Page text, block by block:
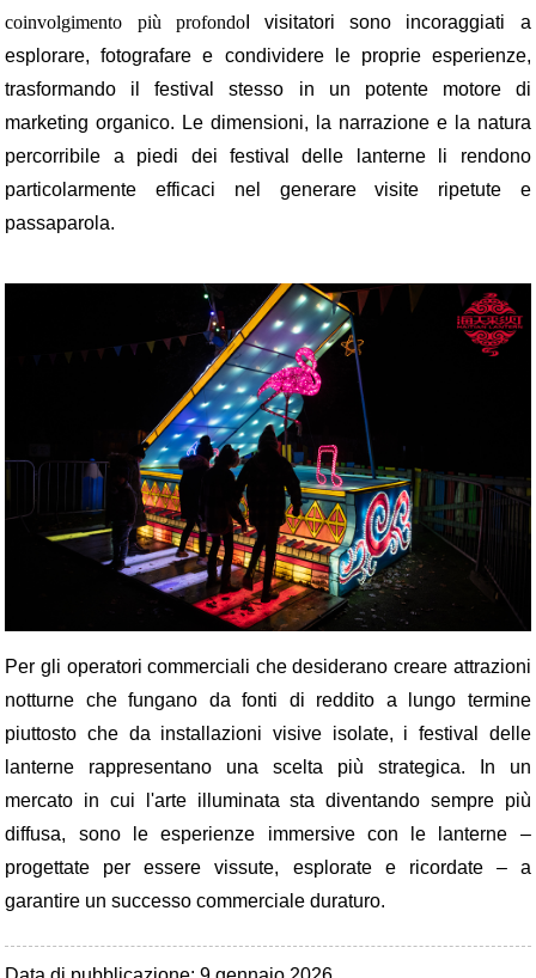
coinvolgimento più profondoI visitatori sono incoraggiati a
esplorare, fotografare e condividere le proprie esperienze,
trasformando il festival stesso in un potente motore di
marketing organico. Le dimensioni, la narrazione e la natura
percorribile a piedi dei festival delle lanterne li rendono
particolarmente efficaci nel generare visite ripetute e
passaparola.
Per gli operatori commerciali che desiderano creare attrazioni
notturne che fungano da fonti di reddito a lungo termine
piuttosto che da installazioni visive isolate, i festival delle
lanterne rappresentano una scelta più strategica. In un
mercato in cui l'arte illuminata sta diventando sempre più
diffusa, sono le esperienze immersive con le lanterne –
progettate per essere vissute, esplorate e ricordate – a
garantire un successo commerciale duraturo.